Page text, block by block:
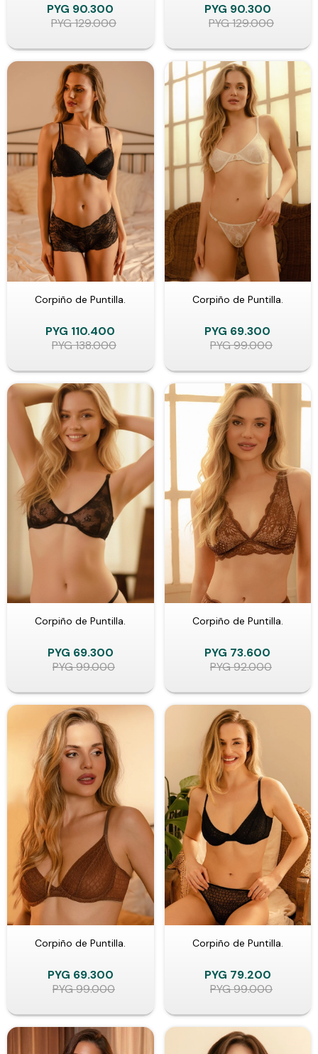
PYG 90.300
PYG129.000
PYG 90.300
PYG129.000
Corpiño de Puntilla.
PYG 110.400
PYG138.000
Corpiño de Puntilla.
PYG 69.300
PYG99.000
Corpiño de Puntilla.
PYG 69.300
PYG99.000
Corpiño de Puntilla.
PYG 73.600
PYG92.000
Corpiño de Puntilla.
PYG 69.300
PYG99.000
Corpiño de Puntilla.
PYG 79.200
PYG99.000